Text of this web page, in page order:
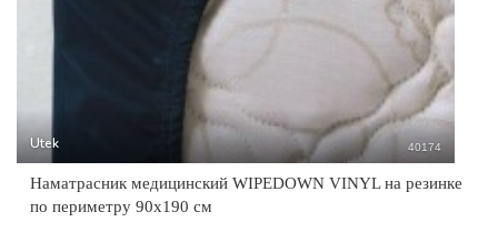
Utek 40174
Наматрасник медицинский WIPEDOWN VINYL на резинке
по периметру 90х190 см